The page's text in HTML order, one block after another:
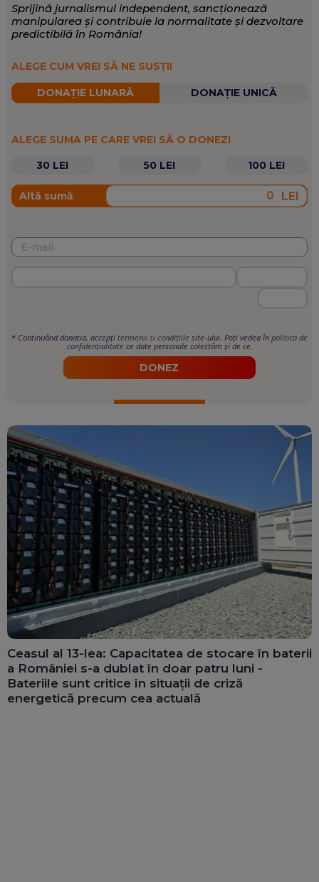
Sprijină jurnalismul independent, sancționează
manipularea și contribuie la normalitate și dezvoltare
predictibilă în România!
ALEGE CUM VREI SĂ NE SUSȚII
DONAȚIE LUNARĂ DONAȚIE UNICĂ
ALEGE SUMA PE CARE VREI SĂ O DONEZI
30 LEI
50 LEI 100 LEI
Altă sumă LEI
* Continuând donația, accepți termenii si condițiile site-ului. Poți vedea în politica de
confidențialitate ce date personale colectăm și de ce.
DONEZ
Ceasul al 13-lea: Capacitatea de stocare în baterii
a României s-a dublat în doar patru luni -
Bateriile sunt critice în situații de criză
energetică precum cea actuală